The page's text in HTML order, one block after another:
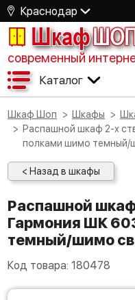
Краснодар
Шкаф
современный
Каталог
Шкаф Шоп Шкафы
Распашной шкаф 2-х створчатый Гармония ШК 603 М с
полками шимо темный/
< Назад в шкафы
Распашной шкаф 2-х створчатый
Гармония ШК
темный/шимо
Код товара: 180478